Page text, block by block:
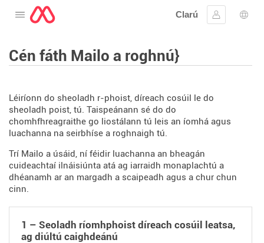
Oscail an roghchlár
Clarú
Sínigh
Cén fáth Mailo a roghnú}
Léiríonn do sheoladh r-phoist, díreach cosúil le do
sheoladh poist, tú. Taispeánann sé do do
chomhfhreagraithe go liostálann tú leis an íomhá agus
luachanna na seirbhíse a roghnaigh tú.
Trí Mailo a úsáid, ní féidir luachanna an bheagán
cuideachtaí ilnáisiúnta atá ag iarraidh monaplachtú a
dhéanamh ar an margadh a scaipeadh agus a chur chun
cinn.
1 – Seoladh ríomhphoist díreach cosúil leatsa,
ag diúltú caighdeánú